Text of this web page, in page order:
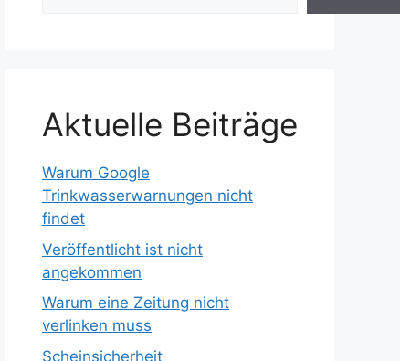
Aktuelle Beiträge
Warum Google
Trinkwasserwarnungen nicht
findet
Veröffentlicht ist nicht
angekommen
Warum eine Zeitung nicht
verlinken muss
Scheinsicherheit